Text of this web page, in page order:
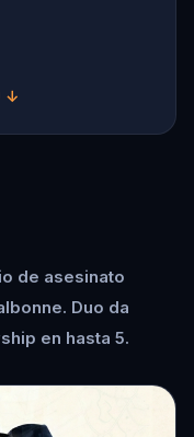
↓
de asesinato
Duo da
en hasta 5.